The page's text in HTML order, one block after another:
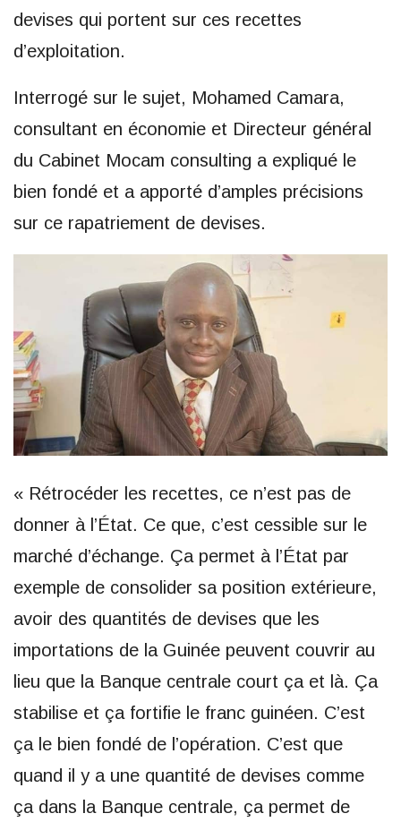
devises qui portent sur ces recettes
d’exploitation.
Interrogé sur le sujet, Mohamed Camara,
consultant en économie et Directeur général
du Cabinet Mocam consulting a expliqué le
bien fondé et a apporté d’amples précisions
sur ce rapatriement de devises.
« Rétrocéder les recettes, ce n’est pas de
donner à l’État. Ce que, c’est cessible sur le
marché d’échange. Ça permet à l’État par
exemple de consolider sa position extérieure,
avoir des quantités de devises que les
importations de la Guinée peuvent couvrir au
lieu que la Banque centrale court ça et là. Ça
stabilise et ça fortifie le franc guinéen. C’est
ça le bien fondé de l’opération. C’est que
quand il y a une quantité de devises comme
ça dans la Banque centrale, ça permet de